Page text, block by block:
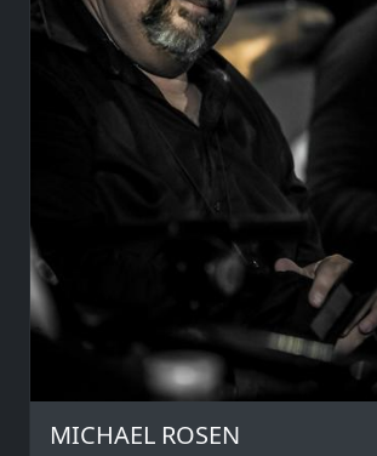
MICHAEL ROSEN